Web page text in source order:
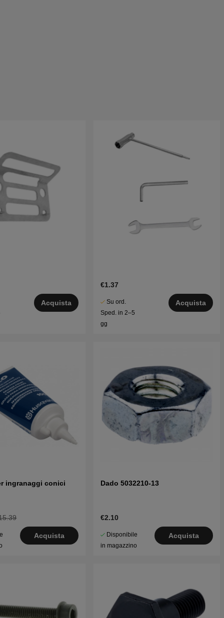
Acquista
€1.37
Su ord.
Sped. in 2–5
gg
Acquista
ingranaggi conici
Acquista
Dado 5032210-13
€2.10
Disponibile
in magazzino
Acquista